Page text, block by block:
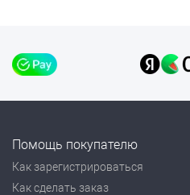
Помощь покупателю
Как зарегистрироваться
Как сделать заказ